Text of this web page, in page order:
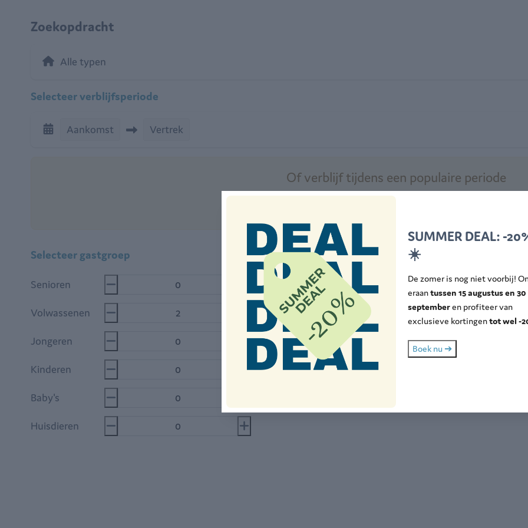
Zoekopdracht
Selecteer verblijfsperiode
Aankomst Vertrek
Of verblijf tijdens een populaire periode
Herfstvakantie
Selecteer gastgroep
Senioren 65+
Volwassenen 18-64
Jongeren 12-17
Kinderen 2-11
Baby's
Huisdieren
SUMMER DEAL: -
☀️
De zomer is nog niet voorbij!
eraantussen 15 augustus en 30
septemberen profiteer van
exclusieve kortingentot wel -
Boek nu ➔